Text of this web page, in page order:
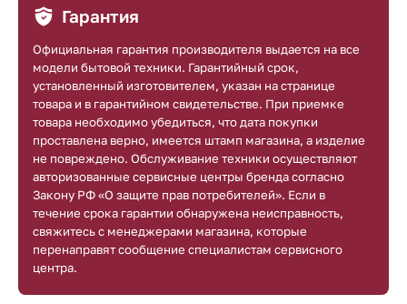
Гарантия
Официальная гарантия производителя выдается на все
модели бытовой техники. Гарантийный срок,
установленный изготовителем, указан на странице
товара и в гарантийном свидетельстве. При приемке
товара необходимо убедиться, что дата покупки
проставлена верно, имеется штамп магазина, а изделие
не повреждено. Обслуживание техники осуществляют
авторизованные сервисные центры бренда согласно
Закону РФ «О защите прав потребителей». Если в
течение срока гарантии обнаружена неисправность,
свяжитесь с менеджерами магазина, которые
перенаправят сообщение специалистам сервисного
центра.